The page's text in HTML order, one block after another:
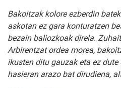
Bakoitzak kolore ezberdin
askotan ez gara konturatzen
bezain baliozkoak direla.
Arbirentzat ordea morea,
ikusten ditu gauzak eta ez dute
hasieran arazo bat dirudiena,